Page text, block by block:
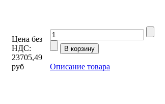
Цена без
НДС:
23705,49
руб
Описание товара